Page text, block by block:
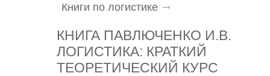
Книги по логистике
КНИГА ПАВЛЮЧЕНКО И.В.
ЛОГИСТИКА: КРАТКИЙ
ТЕОРЕТИЧЕСКИЙ КУРС